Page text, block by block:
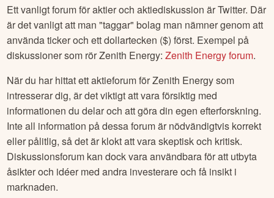
Ett vanligt forum för aktier och aktiediskussion är Twitter. Där
är det vanligt att man "taggar" bolag man nämner genom att
använda ticker och ett dollartecken ($) först. Exempel på
diskussioner som rörZenith Energy:Zenith Energyforum.
När du har hittat ett aktieforum förZenith Energysom
intresserar dig, är det viktigt att vara försiktig med
informationen du delar och att göra din egen efterforskning.
Inte all information på dessa forum är nödvändigtvis korrekt
eller pålitlig, så det är klokt att vara skeptisk och kritisk.
Diskussionsforum kan dock vara användbara för att utbyta
åsikter och idéer med andra investerare och få insikt i
marknaden.